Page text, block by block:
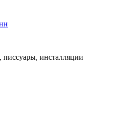
писсуары, инсталляции